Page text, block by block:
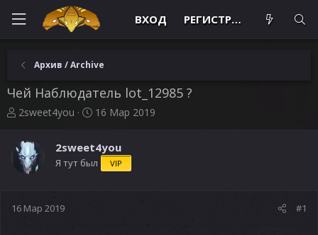
ВХОД РЕГИСТРАЦИЯ
Архив / Archive
Чей Наблюдатель lot_12985 ?
А
т
о
р
м
2sweet4you
Д
а
н
16 Мар 2019
2sweet4you
Я тут был VIP
16 Мар 2019 #1